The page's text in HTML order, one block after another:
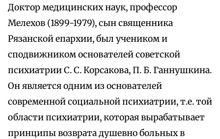
Доктор медицинских наук, профессор
Мелехов (1899-1979), сын священника
Рязанской епархии, был учеником и
сподвижником основателей советской
психиатрии С. С. Корсакова, П. Б. Ганнушкина.
Он является одним из основателей
современной социальной психиатрии, т.е. той
области психиатрии, которая вырабатывает
принципы возврата душевно больных в